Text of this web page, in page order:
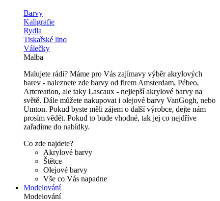
Barvy
Kaligrafie
Rydla
Tiskařské lino
Válečky
Malba
Malujete rádi? Máme pro Vás zajímavy výběr akrylových
barev - naleznete zde barvy od firem Amsterdam, Pébeo,
Artcreation, ale taky Lascaux - nejlepší akrylové barvy na
světě. Dále můžete nakupovat i olejové barvy VanGogh, nebo
Umton. Pokud byste měli zájem o další výrobce, dejte nám
prosím vědět. Pokud to bude vhodné, tak jej co nejdříve
zařadíme do nabídky.
Co zde najdete?
Akrylové barvy
Štětce
Olejové barvy
Vše co Vás napadne
Modelování
Modelování